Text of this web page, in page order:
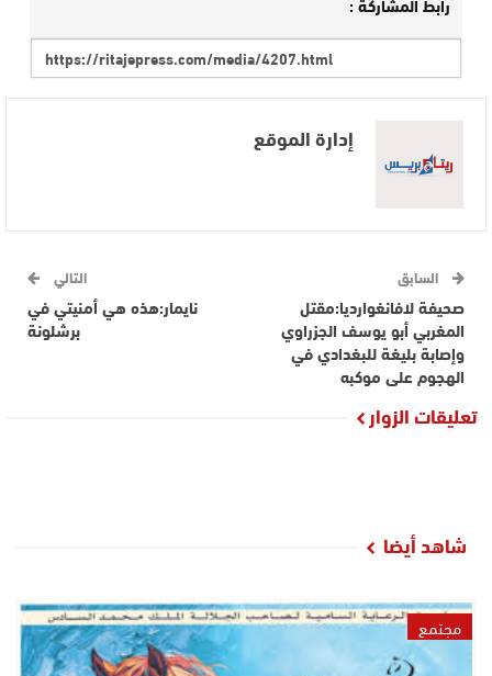
إدارة الموقع
السابق
صحيفة لافانغوارديا:مقتل
المغربي أبو يوسف الجزراوي
وإصابة بليغة للبغدادي في
الهجوم على موكبه
التالي
نايمار:هذه هي أمنيتي في
برشلونة
تعليقات الزوار
شاهد أيضا
مجتمع